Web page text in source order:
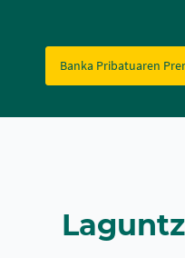
Banka Pribatuaren